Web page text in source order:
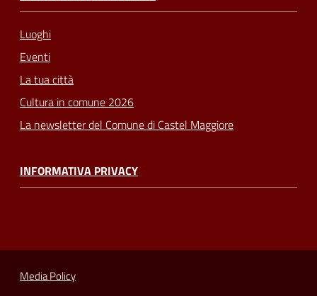
Luoghi
Eventi
La tua città
Cultura in comune 2026
La newsletter del Comune di Castel Maggiore
INFORMATIVA PRIVACY
Media Policy